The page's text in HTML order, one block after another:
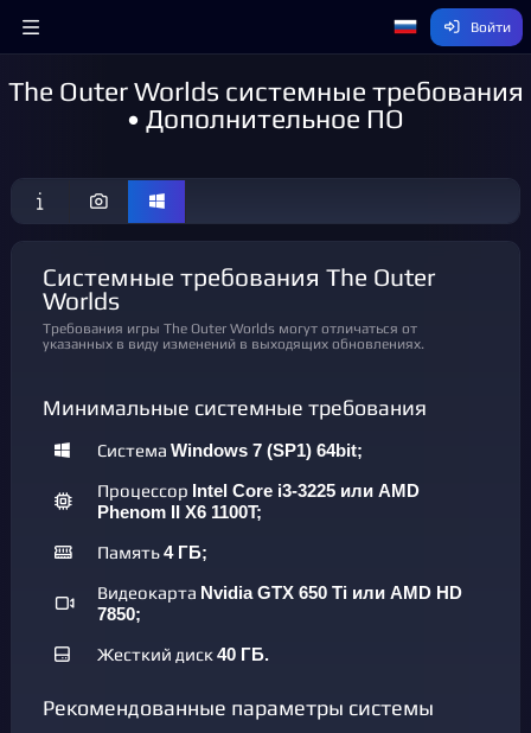
Войти
The Outer Worlds системные требования
• Дополнительное ПО
Системные требования The Outer
Worlds
Требования игры The Outer Worlds могут отличаться от
указанных в виду изменений в выходящих обновлениях.
Минимальные системные требования
Система Windows 7 (SP1) 64bit;
Процессор Intel Core i3-3225 или AMD
Phenom II X6 1100T;
Память4 ГБ;
Видеокарта Nvidia GTX 650 Ti или AMD HD
7850;
Жесткий диск40 ГБ.
Рекомендованные параметры системы